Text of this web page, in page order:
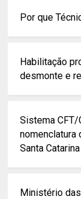
Por que
Habilitação
desmonte e
Sistema CFT/
nomenclatura
Santa Catarina
Ministério